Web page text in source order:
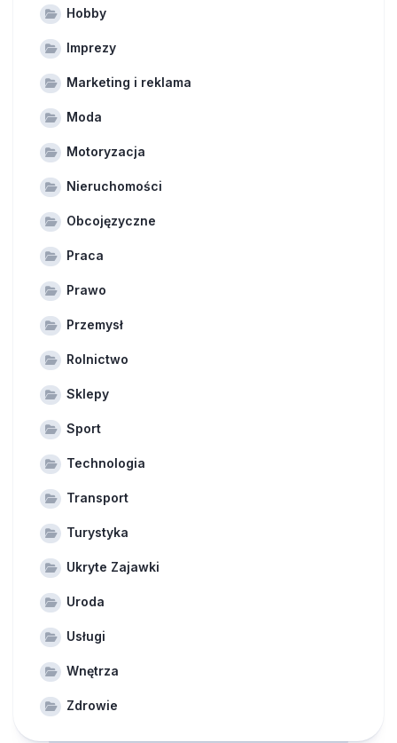
Hobby
Imprezy
Marketing i reklama
Moda
Motoryzacja
Nieruchomości
Obcojęzyczne
Praca
Prawo
Przemysł
Rolnictwo
Sklepy
Sport
Technologia
Transport
Turystyka
Ukryte Zajawki
Uroda
Usługi
Wnętrza
Zdrowie